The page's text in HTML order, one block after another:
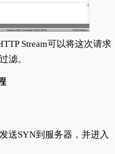
Stream可以将这次请求
滤。
送SYN到服务器，并进入